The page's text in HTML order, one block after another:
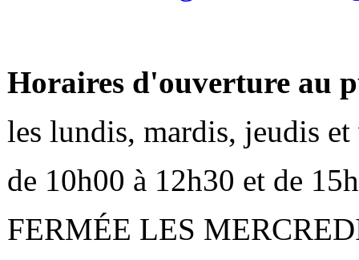
Horaires d'ouverture au
les lundis, mardis, jeudis et
de 10h00 à 12h30 et de
FERMÉE LES